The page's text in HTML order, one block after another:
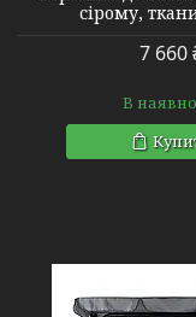
сірому,
7 660
В